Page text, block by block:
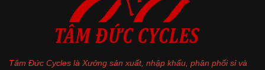
Tâm Đức Cycles là Xưởng sản xuất, nhập khẩu, phân phối sỉ và